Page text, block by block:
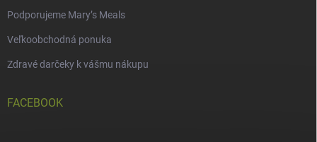
Podporujeme Mary’s Meals
Veľkoobchodná ponuka
Zdravé darčeky k vášmu nákupu
FACEBOOK